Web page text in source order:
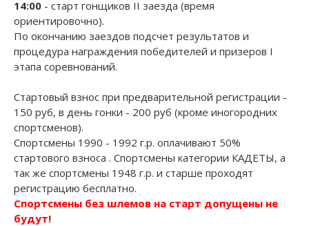
14:00 - старт гонщиков II заезда (время
ориентировочно).
По окончанию заездов подсчет результатов и
процедура награждения победителей и призеров I
этапа соревнований.
Стартовый взнос при предварительной регистрации -
150 руб, в день гонки - 200 руб (кроме иногородних
спортсменов).
Спортсмены 1990 - 1992 г.р. оплачивают 50%
стартового взноса . Спортсмены категории КАДЕТЫ, а
так же спортсмены 1948 г.р. и старше проходят
регистрацию бесплатно.
Спортсмены без шлемов на старт допущены не
будут!